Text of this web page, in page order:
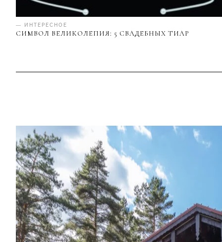
— ИНТЕРЕСНОЕ
СИМВОЛ ВЕЛИКОЛЕПИЯ: 5 СВАДЕБНЫХ ТИАР